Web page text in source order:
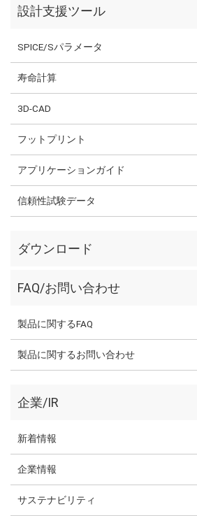
設計支援ツール
SPICE/Sパラメータ
寿命計算
3D-CAD
フットプリント
アプリケーションガイド
信頼性試験データ
ダウンロード
FAQ/お問い合わせ
製品に関するFAQ
製品に関するお問い合わせ
企業/IR
新着情報
企業情報
サステナビリティ